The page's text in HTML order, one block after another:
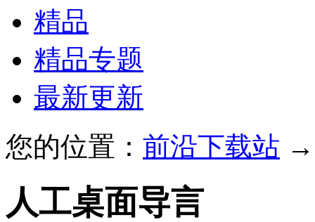
精品
精品专题
最新更新
您的位置： 前沿下载站
人工桌面导言